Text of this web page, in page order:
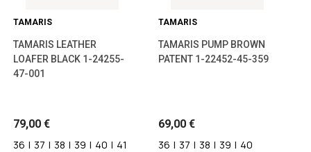
TAMARIS
TAMARIS LEATHER
LOAFER BLACK 1-24255-
47-001
79,00 €
36 | 37 | 38 | 39 | 40 | 41
TAMARIS
TAMARIS PUMP BROWN
PATENT 1-22452-45-359
69,00 €
36 | 37 | 38 | 39 | 40